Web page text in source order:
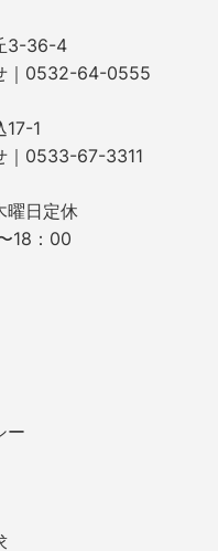
3-36-4
｜0532-64-0555
1
｜0533-67-3311
曜日定休
18：00
ー